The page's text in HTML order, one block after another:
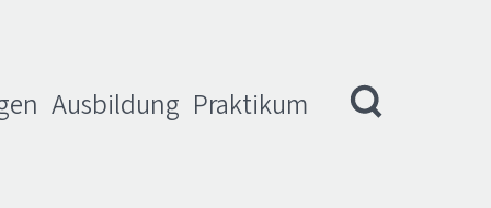
Ausbildung Praktikum